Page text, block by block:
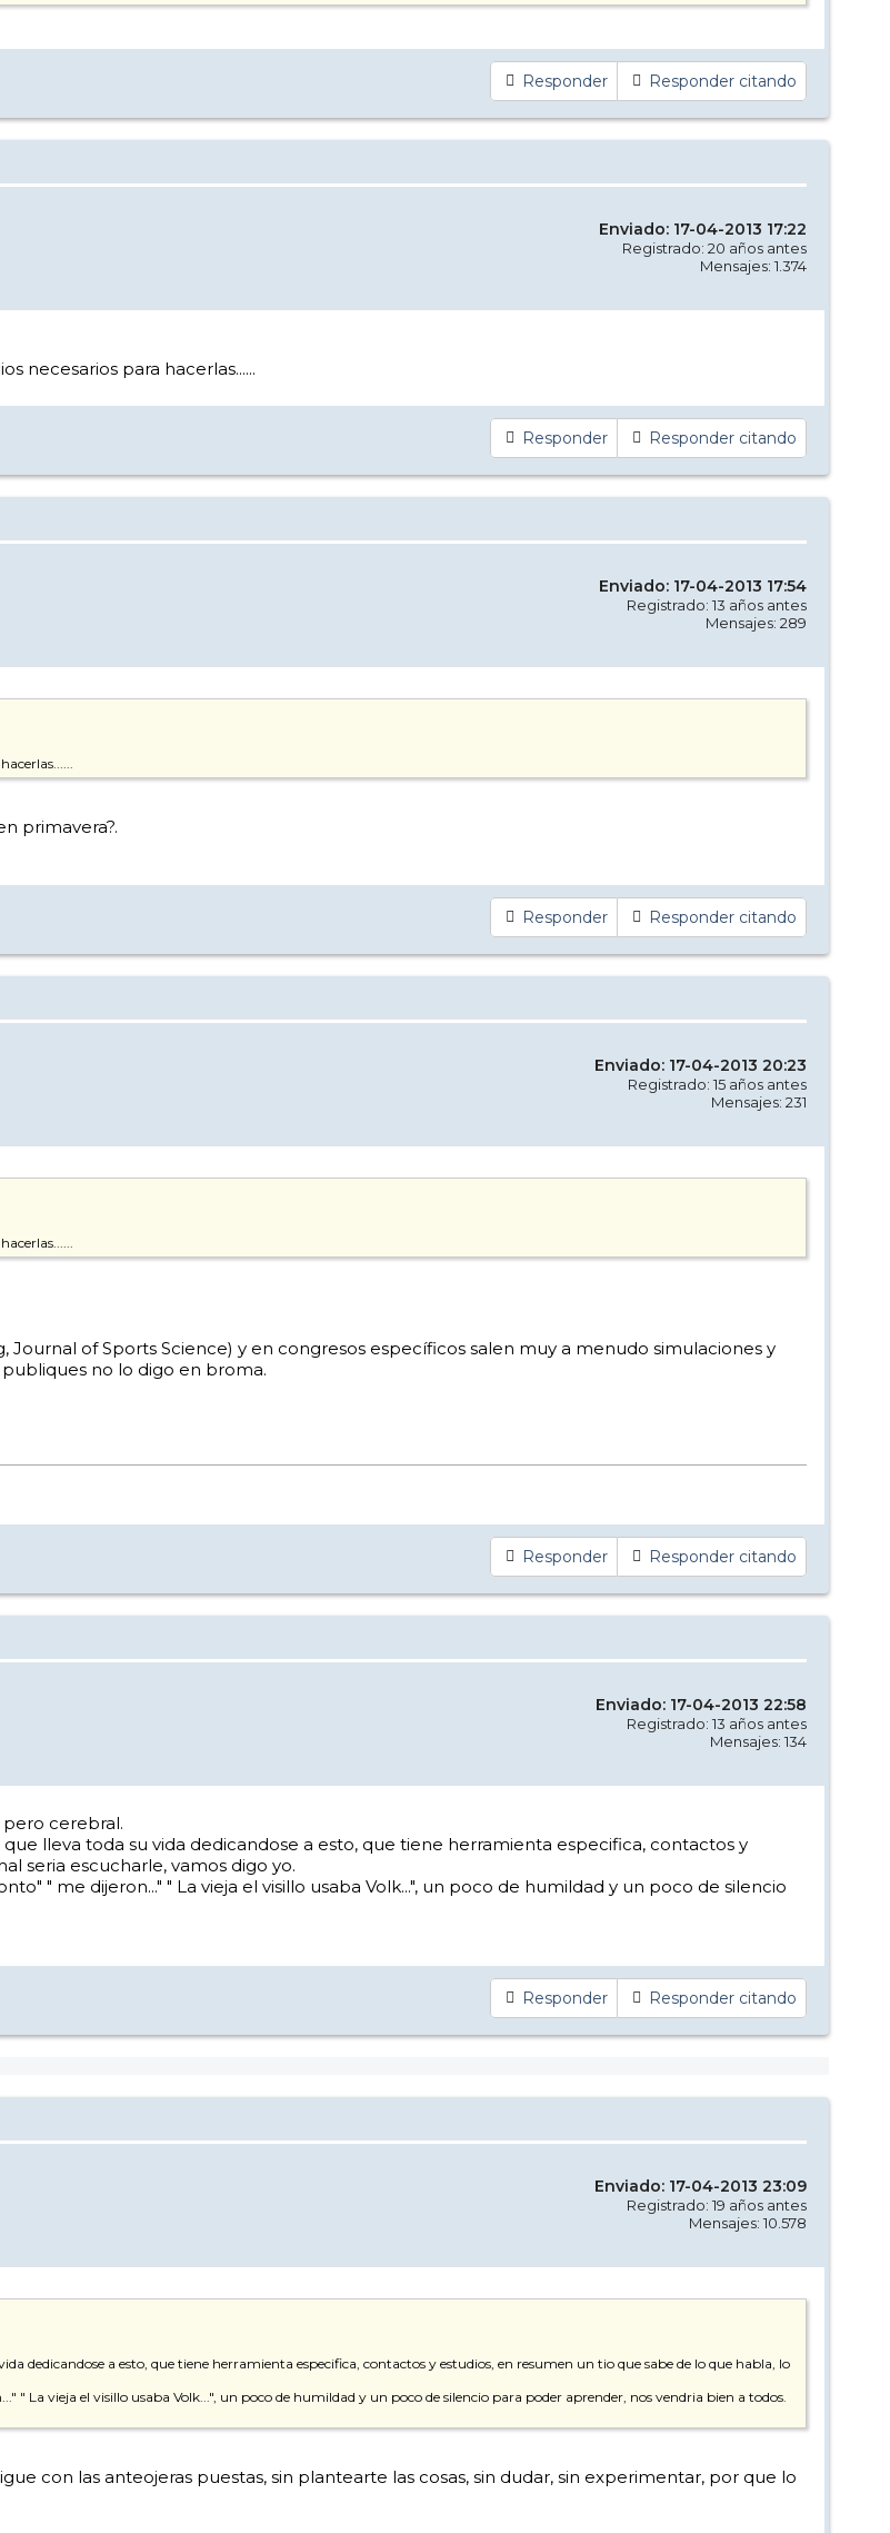
Responder Responder citando
Enviado: 17-04-2013 17:22
Registrado: 20 años antes
Mensajes: 1.374
necesarios para hacerlas......
Responder Responder citando
Enviado: 17-04-2013 17:54
Registrado: 13 años antes
Mensajes: 289
primavera?.
Responder Responder citando
Enviado: 17-04-2013 20:23
Registrado: 15 años antes
Mensajes: 231
Journal of Sports Science) y en congresos específicos salen muy a menudo simulaciones y
no lo digo en broma.
Responder Responder citando
Enviado: 17-04-2013 22:58
Registrado: 13 años antes
Mensajes: 134
cerebral.
lleva toda su vida dedicandose a esto, que tiene herramienta especifica, contactos y
seria escucharle, vamos digo yo.
" me dijeron..." " La vieja el visillo usaba Volk...", un poco de humildad y un poco de silencio
Responder Responder citando
Enviado: 17-04-2013 23:09
Registrado: 19 años antes
Mensajes: 10.578
dedicandose a esto, que tiene herramienta especifica, contactos y estudios, en resumen un tio que sabe de lo que habla, lo
La vieja el visillo usaba Volk...", un poco de humildad y un poco de silencio para poder aprender, nos vendria bien a todos.
con las anteojeras puestas, sin plantearte las cosas, sin dudar, sin experimentar, por que lo